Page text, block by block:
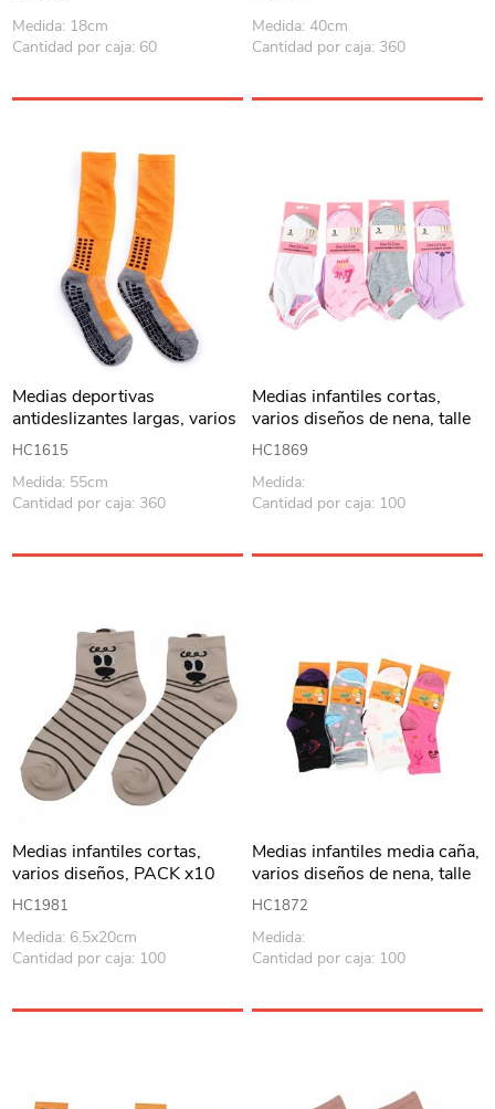
Medida: 18cm
Cantidad por caja: 60
Medida: 40cm
Cantidad por caja: 360
Medias deportivas
antideslizantes largas, varios
colores
HC1615
Medida: 55cm
Cantidad por caja: 360
Medias infantiles cortas,
varios diseños de nena, talle
grande, PACK x12
HC1869
Medida:
Cantidad por caja: 100
Medias infantiles cortas,
varios diseños, PACK x10
HC1981
Medida: 6.5x20cm
Cantidad por caja: 100
Medias infantiles media caña,
varios diseños de nena, talle
mediano, PACK x12
HC1872
Medida:
Cantidad por caja: 100